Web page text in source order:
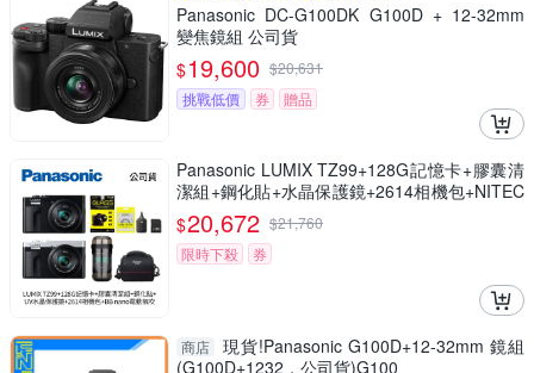
Panasonic DC-G100DK G100D + 12-32mm
變焦鏡組 公司貨
$19,600 $20,631
挑戰低價
券 贈品
Panasonic LUMIX TZ99+128G記憶卡+膠囊清
潔組+鋼化貼+水晶保護鏡+2614相機包+NITEC
ORE BB nano 迷你電動氣吹(公司貨)
$20,672 $21,760
限時下殺
券
商店
現貨!Panasonic G100D+12-32mm 鏡組
(G100D+1232，公司貨)G100